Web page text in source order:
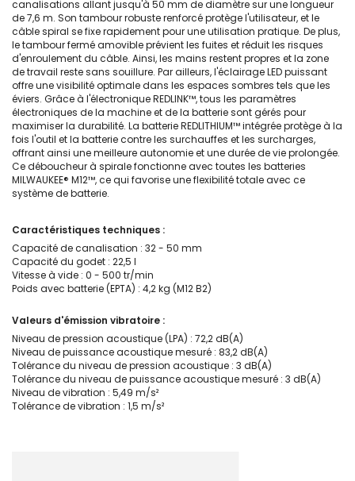
canalisations allant jusqu'à 50 mm de diamètre sur une longueur
de 7,6 m. Son tambour robuste renforcé protège l'utilisateur, et le
câble spiral se fixe rapidement pour une utilisation pratique. De plus,
le tambour fermé amovible prévient les fuites et réduit les risques
d'enroulement du câble. Ainsi, les mains restent propres et la zone
de travail reste sans souillure. Par ailleurs, l'éclairage LED puissant
offre une visibilité optimale dans les espaces sombres tels que les
éviers. Grâce à l'électronique REDLINK™, tous les paramètres
électroniques de la machine et de la batterie sont gérés pour
maximiser la durabilité. La batterie REDLITHIUM™ intégrée protège à la
fois l'outil et la batterie contre les surchauffes et les surcharges,
offrant ainsi une meilleure autonomie et une durée de vie prolongée.
Ce déboucheur à spirale fonctionne avec toutes les batteries
MILWAUKEE® M12™, ce qui favorise une flexibilité totale avec ce
système de batterie.
Caractéristiques techniques :
Capacité de canalisation : 32 - 50 mm
Capacité du godet : 22,5 l
Vitesse à vide : 0 - 500 tr/min
Poids avec batterie (EPTA) : 4,2 kg (M12 B2)
Valeurs d'émission vibratoire :
Niveau de pression acoustique (LPA) : 72,2 dB(A)
Niveau de puissance acoustique mesuré : 83,2 dB(A)
Tolérance du niveau de pression acoustique : 3 dB(A)
Tolérance du niveau de puissance acoustique mesuré : 3 dB(A)
Niveau de vibration : 5,49 m/s²
Tolérance de vibration : 1,5 m/s²